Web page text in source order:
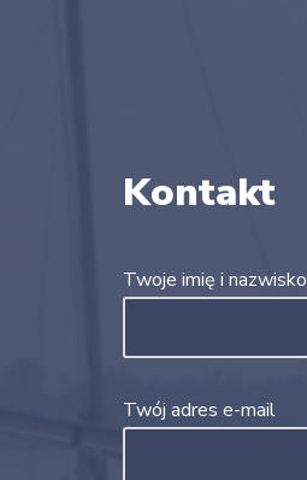
Kontakt
Twoje imię i nazwisko
Twój adres e-mail